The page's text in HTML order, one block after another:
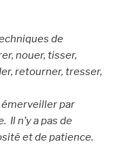
de
nouer, tisser,
retourner, tresser,
par
Il n’y a pas de
et de patience.